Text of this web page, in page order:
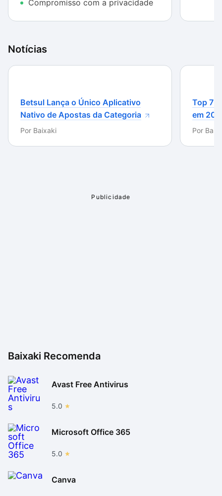
usuários experimentarem antes de se
comprometerem, garantindo uma experiência
ferramenta envolvente que combina inovação com
diversão, proporcionando aos usuários uma maneira
única de expressar sua criatividade por meio de fotos
Compromisso com a privacidade
Notícias
Betsul Lança o Único Aplicativo
Nativo de Apostas da Categoria
Por Baixaki
Top 7
em
Por
Baixaki Recomenda
Avast Free Antivirus
5.0
Microsoft Office 365
5.0
Canva